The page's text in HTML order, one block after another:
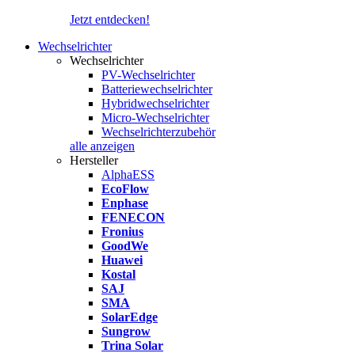
Jetzt entdecken!
Wechselrichter
Wechselrichter
PV-Wechselrichter
Batteriewechselrichter
Hybridwechselrichter
Micro-Wechselrichter
Wechselrichterzubehör
alle anzeigen
Hersteller
AlphaESS
EcoFlow
Enphase
FENECON
Fronius
GoodWe
Huawei
Kostal
SAJ
SMA
SolarEdge
Sungrow
Trina Solar